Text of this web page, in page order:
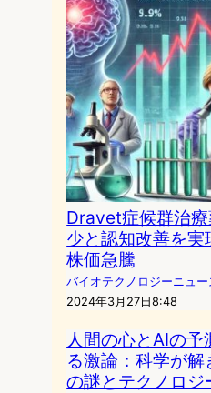
Dravet症候群治
少と認知改善を
株価急騰
バイオテクノロジーニュー
2024年3月27日8:48
人間の心とAIの予
る激論：科学が解
の謎とテクノロジ